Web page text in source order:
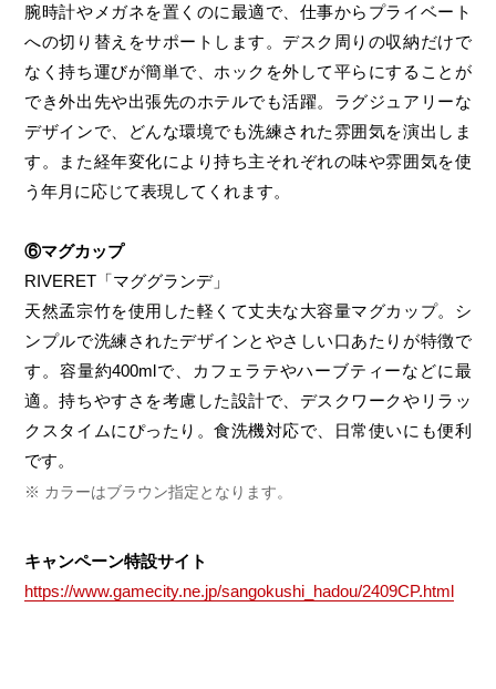
腕時計やメガネを置くのに最適で、仕事からプライベート
への切り替えをサポートします。デスク周りの収納だけで
なく持ち運びが簡単で、ホックを外して平らにすることが
でき外出先や出張先のホテルでも活躍。ラグジュアリーな
デザインで、どんな環境でも洗練された雰囲気を演出しま
す。また経年変化により持ち主それぞれの味や雰囲気を使
う年月に応じて表現してくれます。
⑥マグカップ
RIVERET「マググランデ」
天然孟宗竹を使用した軽くて丈夫な大容量マグカップ。シ
ンプルで洗練されたデザインとやさしい口あたりが特徴で
す。容量約400mlで、カフェラテやハーブティーなどに最
適。持ちやすさを考慮した設計で、デスクワークやリラッ
クスタイムにぴったり。食洗機対応で、日常使いにも便利
です。
カラーはブラウン指定となります。
キャンペーン特設サイト
https://www.gamecity.ne.jp/sangokushi_hadou/2409CP.html